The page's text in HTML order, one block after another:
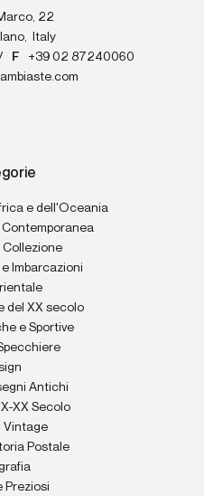
22
,
Italy
F
+39 02 87240060
e dell'Oceania
Imbarcazioni
del XX secolo
e Sportive
Antichi
XX Secolo
Vintage
Postale
Preziosi